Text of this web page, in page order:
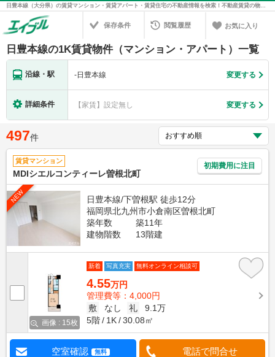
日豊本線（大分県）の賃貸マンション・賃貸アパート・賃貸住宅の不動産情報を検索！不動産賃貸の物件探しは、お部屋探しのエイブル
保存条件 閲覧履歴 お気に入り
日豊本線の1K賃貸物件（マンション・アパート）一覧
沿線・駅 -日豊本線 変更する
詳細条件 【家賃】設定無し 変更する
497件
賃貸マンション
MDIシエルコンティーレ曽根北町
初期費用に注目
NEW
日豊本線/下曽根駅 徒歩12分
福岡県北九州市小倉南区曽根北町
築年数
築11年
建物階数
13階建
画像 : 15枚
新着 写真充実 無料オンライン相談可
4.55万円
管理費等：4,000円
敷
なし 礼
9.1万
5階
1K 30.08㎡
空室確認 無料 電話で問合せ